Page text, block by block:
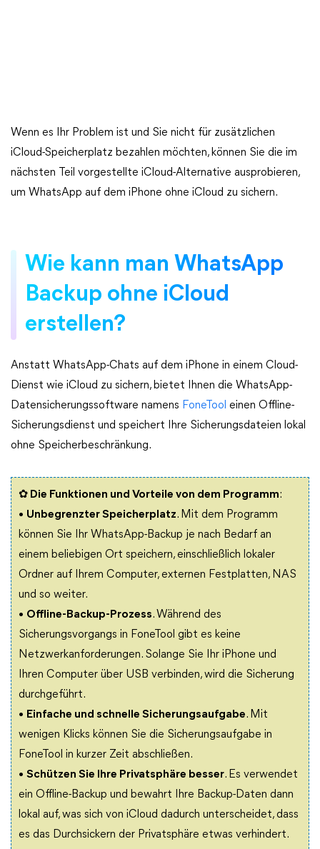
Wenn es Ihr Problem ist und Sie nicht für zusätzlichen
iCloud-Speicherplatz bezahlen möchten, können Sie die im
nächsten Teil vorgestellte iCloud-Alternative ausprobieren,
um WhatsApp auf dem iPhone ohne iCloud zu sichern.
Wie kann man WhatsApp
Backup ohne iCloud
erstellen?
Anstatt WhatsApp-Chats auf dem iPhone in einem Cloud-
Dienst wie iCloud zu sichern, bietet Ihnen die WhatsApp-
Datensicherungssoftware namens FoneTool einen Offline-
Sicherungsdienst und speichert Ihre Sicherungsdateien lokal
ohne Speicherbeschränkung.
✿ Die Funktionen und Vorteile von dem Programm:
• Unbegrenzter Speicherplatz. Mit dem Programm
können Sie Ihr WhatsApp-Backup je nach Bedarf an
einem beliebigen Ort speichern, einschließlich lokaler
Ordner auf Ihrem Computer, externen Festplatten, NAS
und so weiter.
• Offline-Backup-Prozess. Während des
Sicherungsvorgangs in FoneTool gibt es keine
Netzwerkanforderungen. Solange Sie Ihr iPhone und
Ihren Computer über USB verbinden, wird die Sicherung
durchgeführt.
• Einfache und schnelle Sicherungsaufgabe. Mit
wenigen Klicks können Sie die Sicherungsaufgabe in
FoneTool in kurzer Zeit abschließen.
• Schützen Sie Ihre Privatsphäre besser. Es verwendet
ein Offline-Backup und bewahrt Ihre Backup-Daten dann
lokal auf, was sich von iCloud dadurch unterscheidet, dass
es das Durchsickern der Privatsphäre etwas verhindert.